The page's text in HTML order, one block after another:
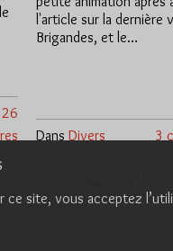
26
l'article sur la dernière
Brigandes, et le…
Dans Divers 3
site, vous acceptez